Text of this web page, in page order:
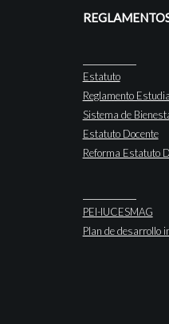
Estatuto
Reglamento
Sistema de
Estatuto Docente
Reforma Estatuto
PEI-IUCESMAG
Plan de desarrollo